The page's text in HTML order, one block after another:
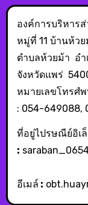
องค์การบริหาร
หมู่ที่ 11 บ้านห้ว
ตำบลห้วยม้า อำ
จังหวัดแพร่
หมายเลขโทรศํ
: 054-649088,
ที่อยู่ไปรษณีย์อิเ
:
อีเมล์ :